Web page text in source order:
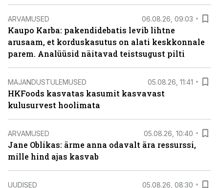
ARVAMUSED 06.08.26, 09:03
Kaupo Karba: pakendidebatis levib lihtne
arusaam, et korduskasutus on alati keskkonnale
parem. Analüüsid näitavad teistsugust pilti
MAJANDUSTULEMUSED 05.08.26, 11:41
HKFoods kasvatas kasumit kasvavast
kulusurvest hoolimata
ARVAMUSED 05.08.26, 10:40
Jane Oblikas: ärme anna odavalt ära ressurssi,
mille hind ajas kasvab
UUDISED 05.08.26, 08:30